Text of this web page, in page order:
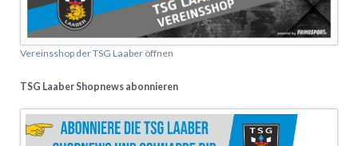
Vereinsshop der TSG Laaber öffnen
TSG Laaber Shopnews abonnieren